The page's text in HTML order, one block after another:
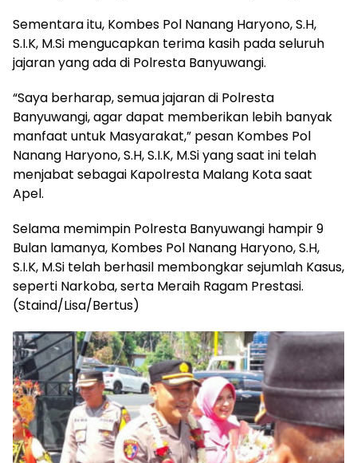
Sementara itu, Kombes Pol Nanang Haryono, S.H,
S.I.K, M.Si mengucapkan terima kasih pada seluruh
jajaran yang ada di Polresta Banyuwangi.
“Saya berharap, semua jajaran di Polresta
Banyuwangi, agar dapat memberikan lebih banyak
manfaat untuk Masyarakat,” pesan Kombes Pol
Nanang Haryono, S.H, S.I.K, M.Si yang saat ini telah
menjabat sebagai Kapolresta Malang Kota saat
Apel.
Selama memimpin Polresta Banyuwangi hampir 9
Bulan lamanya, Kombes Pol Nanang Haryono, S.H,
S.I.K, M.Si telah berhasil membongkar sejumlah Kasus,
seperti Narkoba, serta Meraih Ragam Prestasi.
(Staind/Lisa/Bertus)